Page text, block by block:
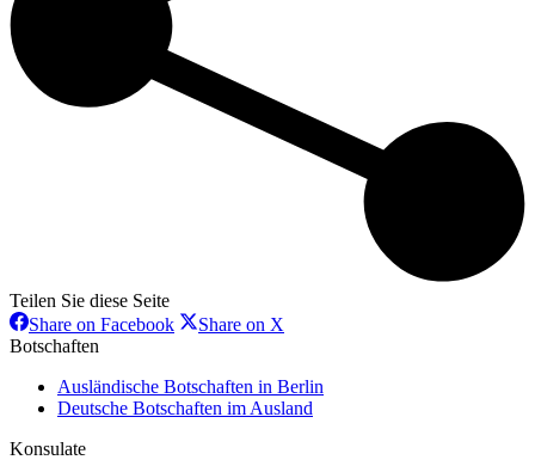
Teilen Sie diese Seite
Share on FacebookShareShare on X
Botschaften
Ausländische Botschaften in Berlin
Deutsche Botschaften im Ausland
Konsulate